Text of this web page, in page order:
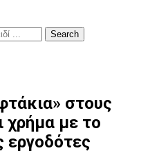
Search
στους
χρήμα με το
εργοδότες